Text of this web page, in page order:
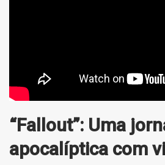
“Fallout”: Uma
apocalíptica com